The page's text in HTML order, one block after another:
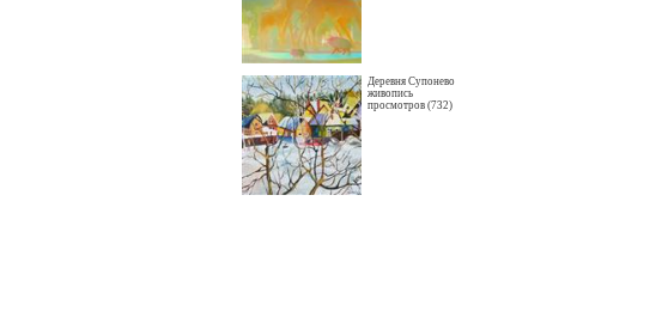
Деревня Супонево
живопись
просмотров (732)